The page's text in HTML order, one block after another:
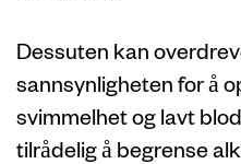
Dessuten kan
sannsynligheten for å
svimmelhet og lavt
tilrådelig å begrense